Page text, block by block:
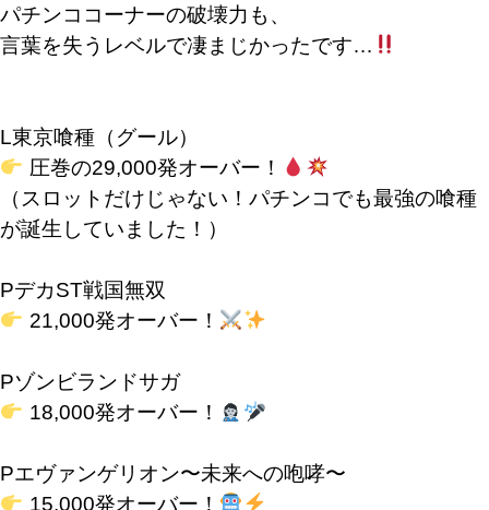
パチンココーナーの破壊力も、
言葉を失うレベルで凄まじかったです…
L東京喰種（グール）
圧巻の29,000発オーバー！
（スロットだけじゃない！パチンコでも最強の喰種
が誕生していました！）
PデカST戦国無双
21,000発オーバー！
Pゾンビランドサガ
18,000発オーバー！
Pエヴァンゲリオン〜未来への咆哮〜
15,000発オーバー！